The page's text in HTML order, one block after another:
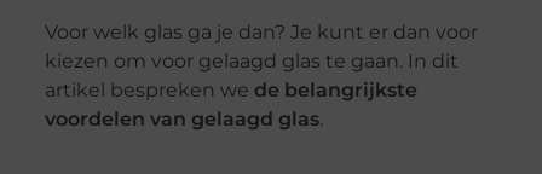
Voor welk glas ga je dan? Je kunt er dan voor
kiezen om voor gelaagd glas te gaan. In dit
artikel bespreken we de belangrijkste
voordelen van gelaagd glas.